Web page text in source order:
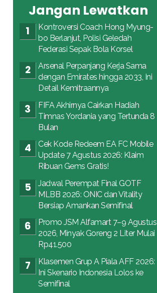
Jangan Lewatkan
Kontroversi Coach Hong Myung-
bo Berlanjut, Polisi Geledah
Federasi Sepak Bola Korsel
Arsenal Perpanjang Kerja Sama
dengan Emirates hingga 2033, Ini
Detail Kemitraannya
FIFA Akhirnya Cairkan Hadiah
Timnas Yordania yang Tertunda 8
Bulan
Cek Kode Redeem EA FC Mobile
Update 7 Agustus 2026: Klaim
Ribuan Gems Gratis!
Jadwal Perempat Final GOTF
MLBB 2026: ONIC dan Vitality
Bersiap Amankan Semifinal
Promo JSM Alfamart 7–9 Agustus
2026, Minyak Goreng 2 Liter Mulai
Rp41.500
Klasemen Grup A Piala AFF 2026:
Ini Skenario Indonesia Lolos ke
Semifinal